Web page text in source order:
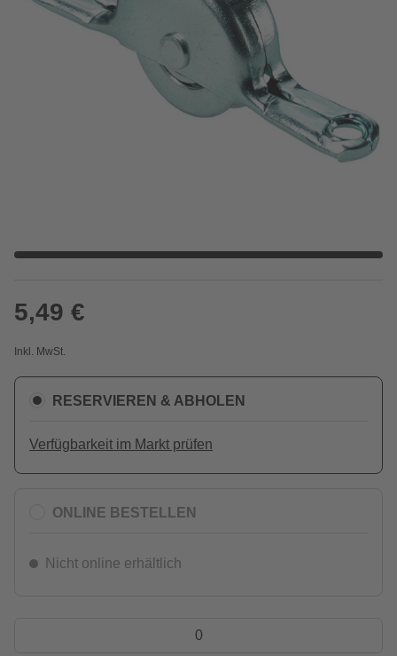
5,49 €
Inkl. MwSt.
RESERVIEREN & ABHOLEN
Verfügbarkeit im Markt prüfen
ONLINE BESTELLEN
Nicht online erhältlich